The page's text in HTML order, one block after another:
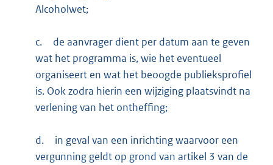
Alcoholwet;
c.
de aanvrager dient per datum aan te geven
wat het programma is, wie het eventueel
organiseert en wat het beoogde publieksprofiel
is. Ook zodra hierin een wijziging plaatsvindt na
verlening van het ontheffing;
d.
in geval van een inrichting waarvoor een
vergunning geldt op grond van artikel 3 van de